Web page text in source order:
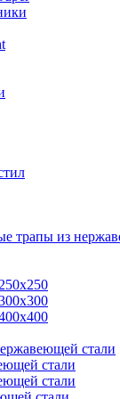
трапы из
стали
стали
стали